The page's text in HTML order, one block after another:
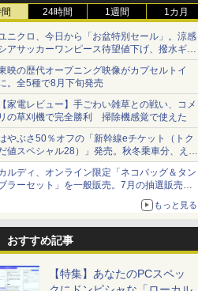
24時間 1週間 1カ月
ニクロ、今日から「お盆特別セール」。涼感
アサッカーワンピース待望値下げ、撥水ギア
ョーツは1990円に
映の歴代オープニング映像がカプセルトイ
。全5種で8月下旬発売
家電レビュー】手ごわい雑草との戦い、コメ
の草刈機で完全勝利 掃除機感覚で使えた
やぶさ50％オフの「新幹線eチケット（トク
値スペシャル28）」発売。秋冬乗車分、えき
っと限定
ルディ、オンライン限定「ネコバッグ＆タン
ラーセット」を一般販売。7月の抽選販売の
もっと見る
おすすめ記事
【特集】あなたのPCスペッ